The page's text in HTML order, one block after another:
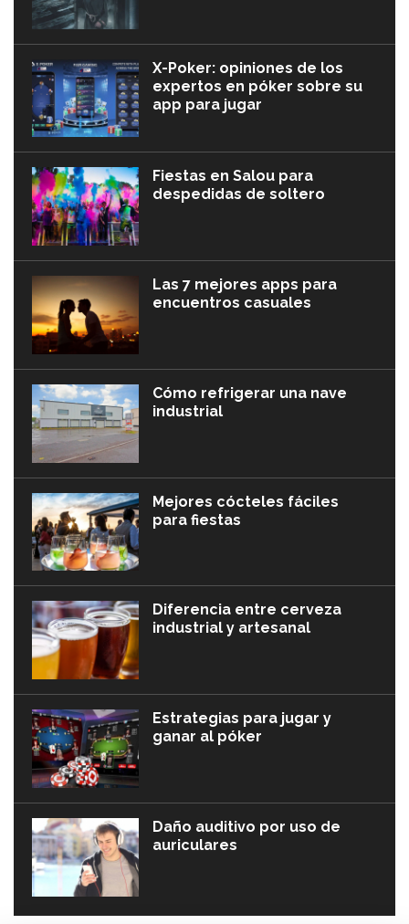
X-Poker: opiniones de los
expertos en póker sobre su
app para jugar
Fiestas en Salou para
despedidas de soltero
Las 7 mejores apps para
encuentros casuales
Cómo refrigerar una nave
industrial
Mejores cócteles fáciles
para fiestas
Diferencia entre cerveza
industrial y artesanal
Estrategias para jugar y
ganar al póker
Daño auditivo por uso de
auriculares